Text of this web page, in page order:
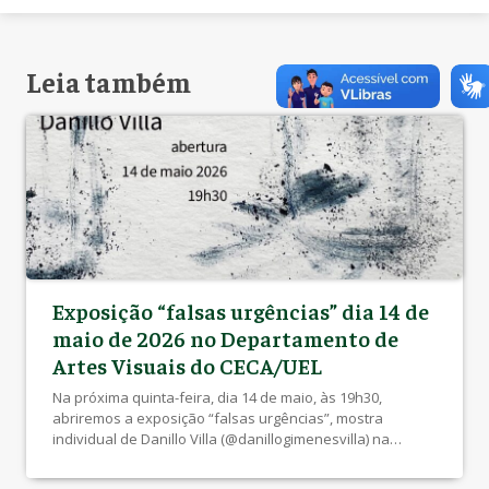
Leia também
Exposição “falsas urgências” dia 14 de
maio de 2026 no Departamento de
Artes Visuais do CECA/UEL
Na próxima quinta-feira, dia 14 de maio, às 19h30,
abriremos a exposição “falsas urgências”, mostra
individual de Danillo Villa (@danillogimenesvilla) na
pinturas recentes de Danillo, é possível perceber seu